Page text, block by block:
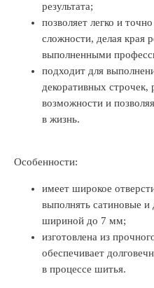
результата;
позволяет легко и
сложности, делая края
выполненными
подходит для
декоративных
возможности и
в жизнь.
Особенности:
имеет широкое
выполнять сатиновые и
шириной до 7 мм;
изготовлена из
обеспечивает
в процессе шитья.